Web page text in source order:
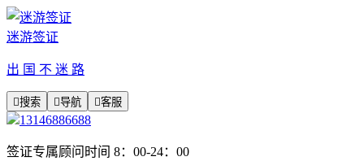
迷游签证
出 国 不 迷 路
搜索 导航 客服
13146886688
签证专属顾问时间 8：00-24：00